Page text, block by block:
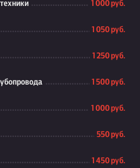
1 000 руб.
1 050 руб.
1 250 руб.
1 500 руб.
1 000 руб.
550 руб.
1 450 руб.